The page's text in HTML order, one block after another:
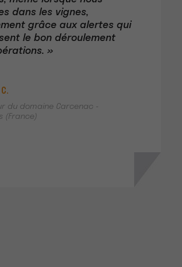
dans les vignes,
grâce aux alertes qui
le bon déroulement
»
du domaine Carcenac -
(France)